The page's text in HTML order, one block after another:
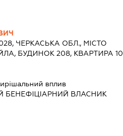
ЧЕРКАСЬКА ОБЛ., МІСТО
БУДИНОК 208, КВАРТИРА 10
вплив
БЕНЕФІЦІАРНИЙ ВЛАСНИК